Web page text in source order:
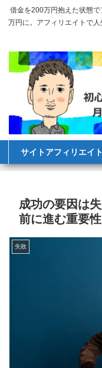
借金を200万円抱えた状態
万円に。アフィリエイトで
サイトアフィリエイト
成功の要因は
前に進む重要性
失敗